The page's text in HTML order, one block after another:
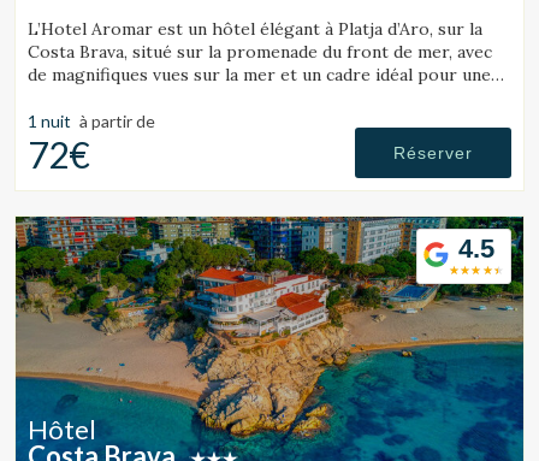
L’Hotel Aromar est un hôtel élégant à Platja d’Aro, sur la
Costa Brava, situé sur la promenade du front de mer, avec
de magnifiques vues sur la mer et un cadre idéal pour une
1 nuit à partir de
72€ Réserver
4.5
Hôtel